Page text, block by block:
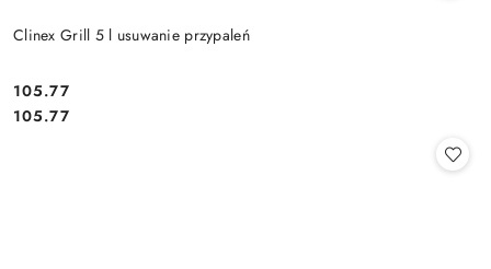
Clinex Grill 5 l usuwanie przypaleń
Cena:
105.77
Cena:
105.77